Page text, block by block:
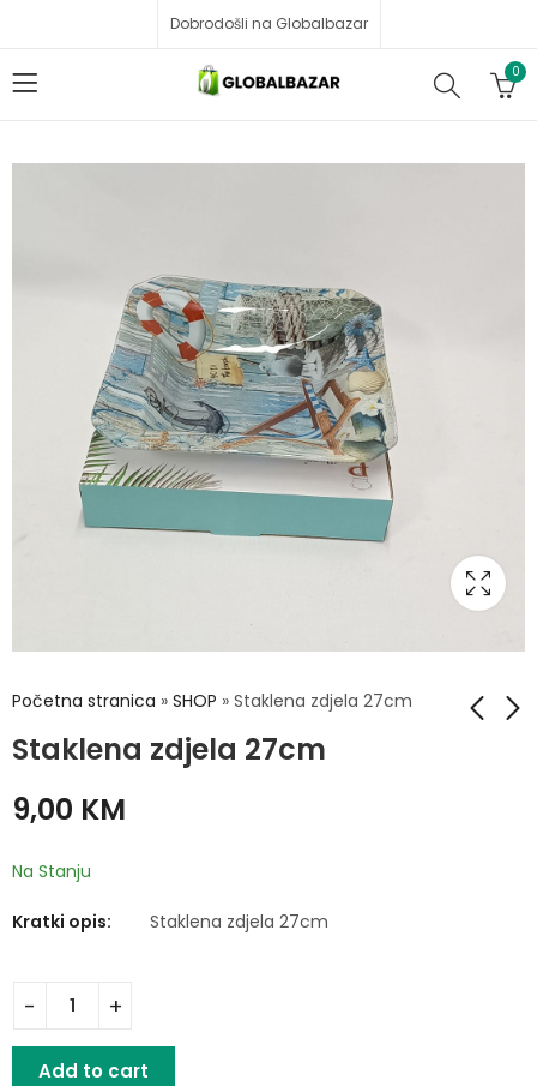
Dobrodošli na Globalbazar
0
Početna stranica » SHOP » Staklena zdjela 27cm
Staklena zdjela 27cm
9,00 KM
Na Stanju
Kratki opis: Staklena zdjela 27cm
Add to cart